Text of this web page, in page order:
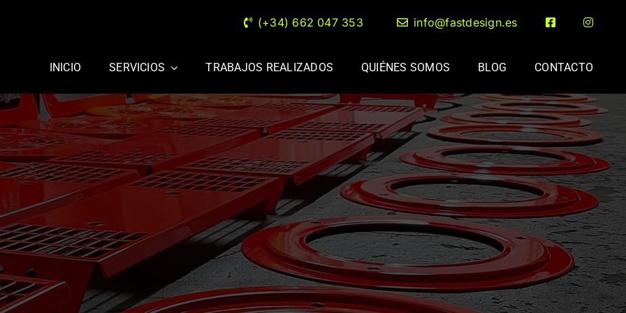
(+34) 662 047 353 info@fastdesign.es
INICIO SERVICIOS TRABAJOS REALIZADOS QUIÉNES SOMOS BLOG CONTACTO